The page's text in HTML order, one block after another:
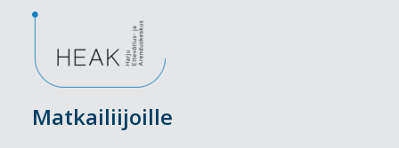
Matkailiijoille